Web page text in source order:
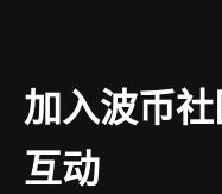
加入波币
互动